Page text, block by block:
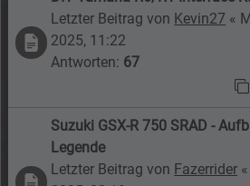
Letzter Beitrag von Kevin27 «
2025, 11:22
Antworten: 67
Suzuki GSX-R 750 SRAD -
Legende
Letzter Beitrag von Fazerrider «